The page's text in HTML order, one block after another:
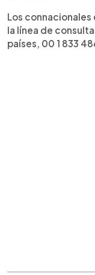
Los
la línea de
países, 00 1 833